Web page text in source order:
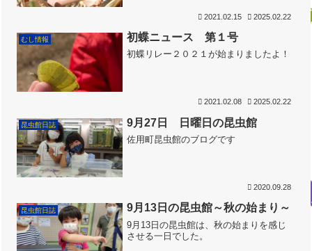
2021.02.15 2025.02.22
むし情報 初蝶ニュース 第１号
初蝶リレー２０２１が始まりましたよ！
2021.02.08 2025.02.22
昆虫館日誌 9月27日 日曜日の昆虫館
佐用町昆虫館のブログです
2020.09.28
昆虫館日誌 9月13日の昆虫館～秋の始まり～
9月13日の昆虫館は、秋の始まりを感じ
させる一日でした。